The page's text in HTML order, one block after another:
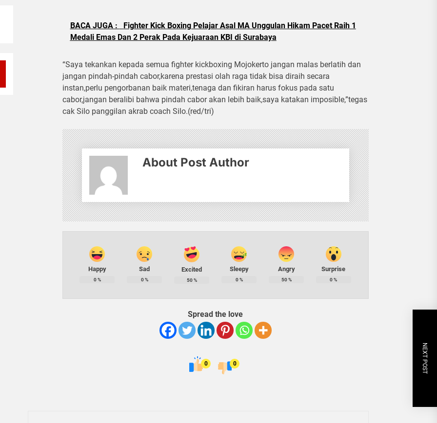
BACA JUGA :
Fighter Kick Boxing Pelajar Asal MA Unggulan Hikam Pacet Raih 1
Medali Emas Dan 2 Perak Pada Kejuaraan KBI di Surabaya
“Saya tekankan kepada semua fighter kickboxing Mojokerto jangan malas berlatih dan
jangan pindah-pindah cabor,karena prestasi olah raga tidak bisa diraih secara
instan,perlu pengorbanan baik materi,tenaga dan fikiran harus fokus pada satu
cabor,jangan beralibi bahwa pindah cabor akan lebih baik,saya katakan imposible,”tegas
cak Silo panggilan akrab coach Silo.(red/tri)
About Post Author
Happy
0%
Sad
0%
Excited
50%
Sleepy
0%
Angry
50%
Surprise
0%
Spread the love
0 0 NEXT POST